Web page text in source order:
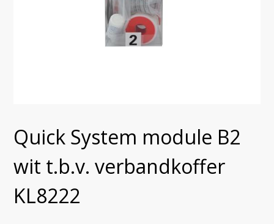
Quick System module B2
wit t.b.v. verbandkoffer
KL8222